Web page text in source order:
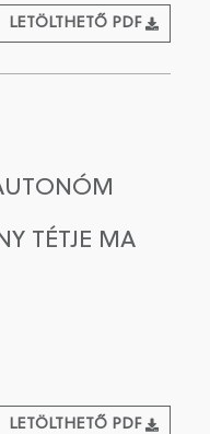
LETÖLTHETŐ PDF
TÉTJE MA
LETÖLTHETŐ PDF